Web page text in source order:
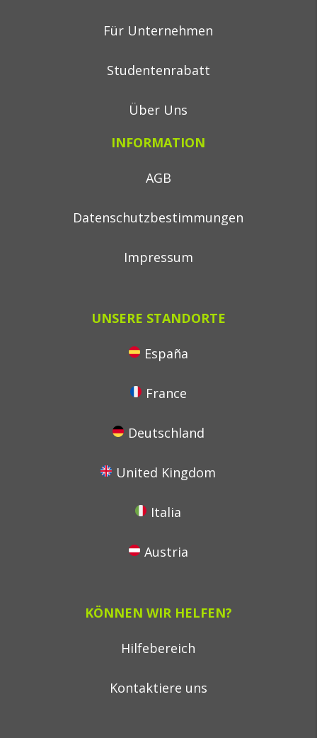
Für Unternehmen
Studentenrabatt
Über Uns
INFORMATION
AGB
Datenschutzbestimmungen
Impressum
UNSERE STANDORTE
España
France
Deutschland
United Kingdom
Italia
Austria
KÖNNEN WIR HELFEN?
Hilfebereich
Kontaktiere uns